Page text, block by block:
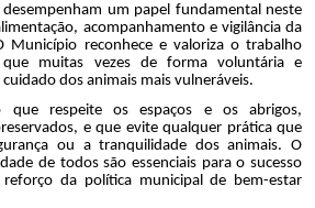
um papel fundamental neste
acompanhamento e vigilância da
Município reconhece e valoriza o trabalho
que muitas vezes de forma voluntária e
dos animais mais vulneráveis.
que respeite os espaços e os abrigos,
e que evite qualquer prática que
ou a tranquilidade dos animais. O
de todos são essenciais para o sucesso
da política municipal de bem-estar